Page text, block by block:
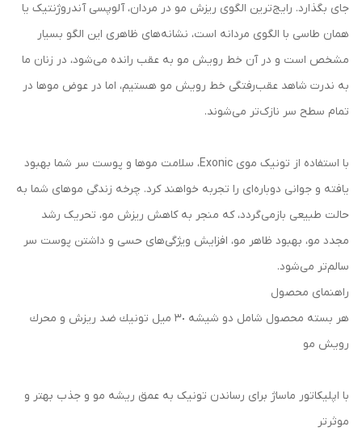
جای بگذارد. رایج‌ترین الگوی ریزش مو در مردان، آلوپسی آندروژنتیک یا
همان طاسی با الگوی مردانه است، نشانه‌های ظاهری این الگو بسیار
مشخص است و در آن خط رویش مو به عقب رانده می‌شود، در زنان ما
به ندرت شاهد عقب‌رفتگی خط رویش مو هستیم، اما در عوض موها در
تمام سطح سر نازک‌تر می‌شوند.
با استفاده از تونیک موی Exonic، سلامت موها و پوست سر شما بهبود
یافته و جوانی دوباره‌ای را تجربه خواهند کرد. چرخه زندگی موهای شما به
حالت طبیعی بازمی‌گردد، که منجر به کاهش ریزش مو، تحریک رشد
مجدد مو، بهبود ظاهر مو، افزایش ویژگی‌های حسی و داشتن پوست سر
سالم‌تر می‌شود.
راهنمای محصول
هر بسته محصول شامل دو شيشه ٣٠ ميل تونيك ضد ريزش و محرك
رويش مو
با اپليكاتور ماساژ برای رساندن تونیک به عمق ریشه مو و جذب بهتر و
موثرتر